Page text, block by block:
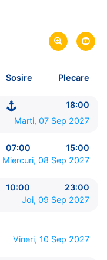
-
link oferta
Atena, Grecia
Sosire Plecare
18:00
Marti, 07 Sep 2027
07:00
15:00
Miercuri, 08 Sep 2027
10:00
23:00
Joi, 09 Sep 2027
Vineri, 10 Sep 2027